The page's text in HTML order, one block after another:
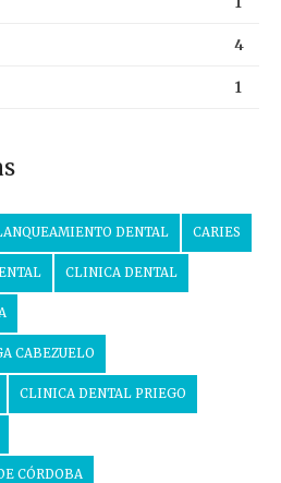
4
1
DENTAL CARIES
CLINICA DENTAL
CABEZUELO
CLINICA DENTAL PRIEGO
CÓRDOBA